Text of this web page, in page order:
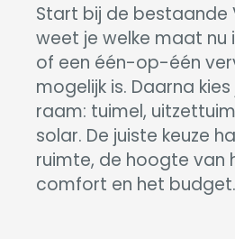
Start bij de bestaande
weet je welke maat nu
of een één-op-één
mogelijk is. Daarna
raam: tuimel,
solar. De juiste keuze
ruimte, de hoogte van
comfort en het budget.